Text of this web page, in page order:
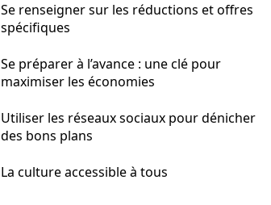
Se renseigner sur les réductions et offres
spécifiques
Se préparer à l’avance : une clé pour
maximiser les économies
Utiliser les réseaux sociaux pour dénicher
des bons plans
La culture accessible à tous